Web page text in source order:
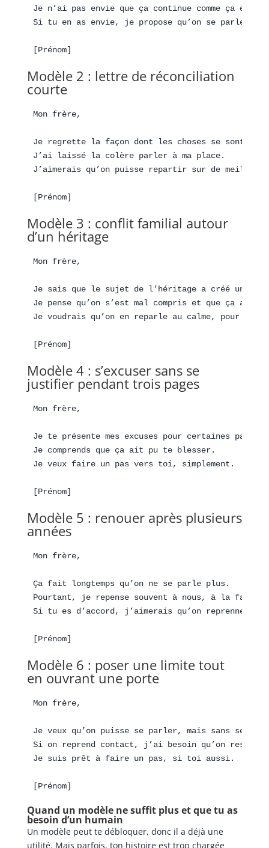
Je n’ai pas envie que ça continue comme ça entre
Si tu en as envie, je propose qu’on se parle
Modèle 2 : lettre de réconciliation
courte
Mon frère,
Je regrette la façon dont les choses se sont
J’ai laissé la colère parler à ma place.
J’aimerais qu’on puisse repartir sur de
Modèle 3 : conflit familial autour
d’un héritage
Mon frère,
Je sais que le sujet de l’héritage a créé un
Je pense qu’on s’est mal compris et que ça a
Je voudrais qu’on en reparle au calme, pour
Modèle 4 : s’excuser sans se
justifier pendant trois pages
Mon frère,
Je te présente mes excuses pour certaines
Je comprends que ça ait pu te blesser.
Je veux faire un pas vers toi, simplement.
Modèle 5 : renouer après plusieurs
années
Mon frère,
Ça fait longtemps qu’on ne se parle plus.
Pourtant, je repense souvent à nous, à la
Si tu es d’accord, j’aimerais qu’on reprenne
Modèle 6 : poser une limite tout
en ouvrant une porte
Mon frère,
Je veux qu’on puisse se parler, mais sans se
Si on reprend contact, j’ai besoin qu’on reste
Je suis prêt à faire un pas, si toi aussi.
Quand un modèle ne suffit plus et que tu as
besoin d’un humain
Un modèle peut te débloquer, donc il a déjà une
utilité. Mais parfois, ton histoire est trop chargée